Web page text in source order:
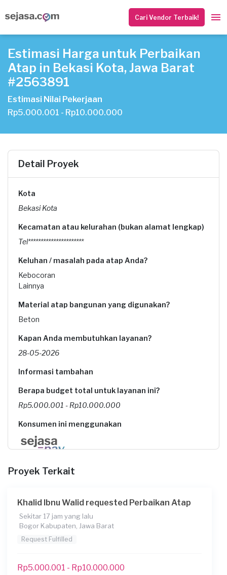
Cari Vendor Terbaik!
Estimasi Harga untuk Perbaikan
Atap in Bekasi Kota, Jawa Barat
#2563891
Estimasi Nilai Pekerjaan
Rp5.000.001 - Rp10.000.000
Detail Proyek
Kota
Bekasi Kota
Kecamatan atau kelurahan (bukan alamat lengkap)
Tel**********************
Keluhan / masalah pada atap Anda?
Kebocoran
Lainnya
Material atap bangunan yang digunakan?
Beton
Kapan Anda membutuhkan layanan?
28-05-2026
Informasi tambahan
Berapa budget total untuk layanan ini?
Rp5.000.001 - Rp10.000.000
Konsumen ini menggunakan
Proyek Terkait
Khalid Ibnu Walid requested Perbaikan Atap
Sekitar 17 jam yang lalu
Bogor Kabupaten, Jawa Barat
Request Fulfilled
Rp5.000.001 - Rp10.000.000